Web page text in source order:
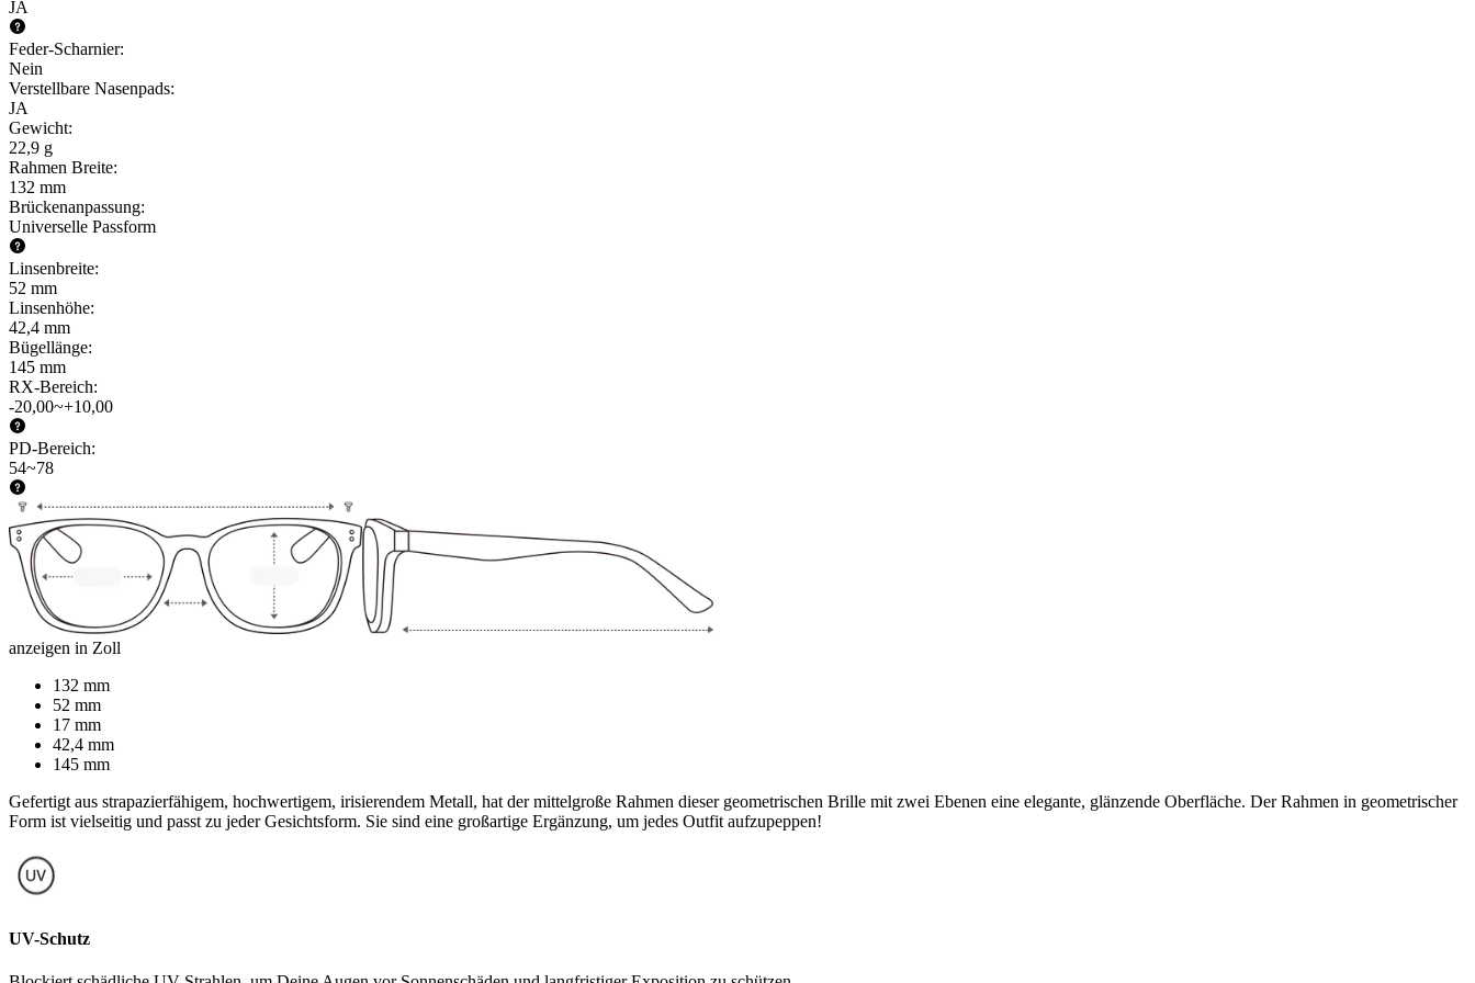
JA
Feder-Scharnier:
Nein
Verstellbare Nasenpads:
JA
Gewicht:
22,9 g
Rahmen Breite:
132 mm
Brückenanpassung:
Universelle Passform
Linsenbreite:
52 mm
Linsenhöhe:
42,4 mm
Bügellänge:
145 mm
RX-Bereich:
-20,00~+10,00
PD-Bereich:
54~78
anzeigen in Zoll
132 mm
52 mm
17 mm
42,4 mm
145 mm
Gefertigt aus strapazierfähigem, hochwertigem, irisierendem Metall, hat der mittelgroße Rahmen dieser geometrischen Brille mit zwei Ebenen eine elegante, glänzende Oberfläche. Der Rahmen in geometrischer
Form ist vielseitig und passt zu jeder Gesichtsform. Sie sind eine großartige Ergänzung, um jedes Outfit aufzupeppen!
UV-Schutz